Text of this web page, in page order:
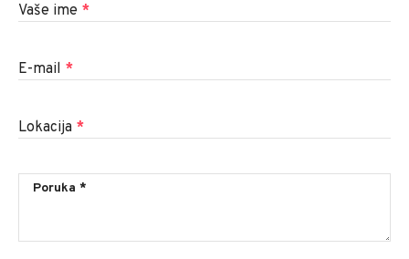
Vaše ime *
E-mail *
Lokacija *